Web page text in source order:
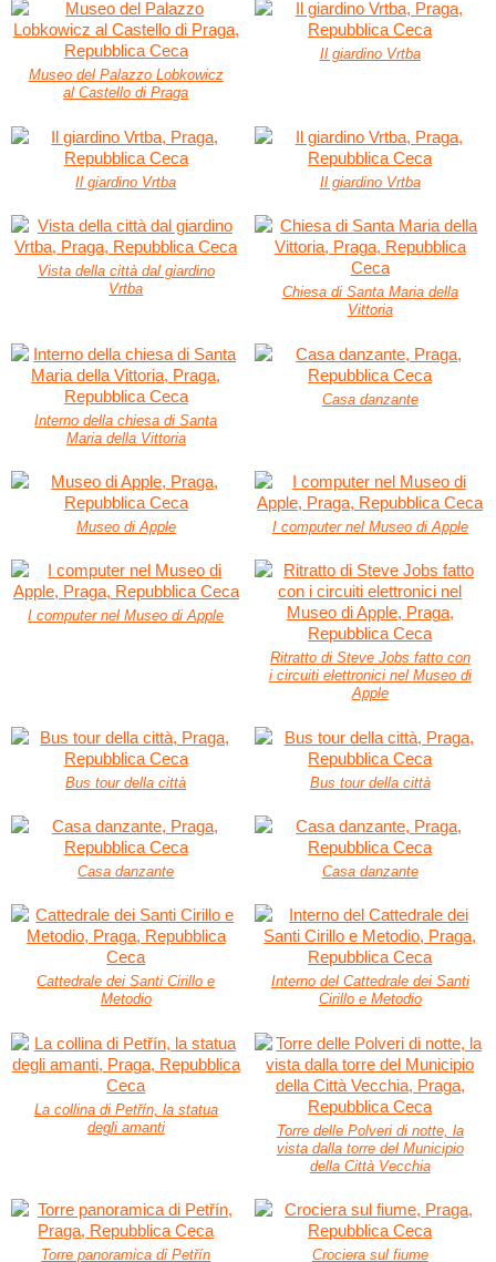
Museo del Palazzo Lobkowicz
al Castello di Praga
Il giardino Vrtba
Il giardino Vrtba Il giardino Vrtba
Vista della città dal giardino
Vrtba
Chiesa di Santa Maria della
Vittoria
Interno della chiesa di Santa
Maria della Vittoria
Casa danzante
Museo di Apple I computer nel Museo di Apple
I computer nel Museo di Apple
Ritratto di Steve Jobs fatto con
i circuiti elettronici nel Museo di
Apple
Bus tour della città Bus tour della città
Casa danzante Casa danzante
Cattedrale dei Santi Cirillo e
Metodio
Interno del Cattedrale dei Santi
Cirillo e Metodio
La collina di Petřín, la statua
degli amanti
Torre delle Polveri di notte, la
vista dalla torre del Municipio
della Città Vecchia
Torre panoramica di Petřín Crociera sul fiume